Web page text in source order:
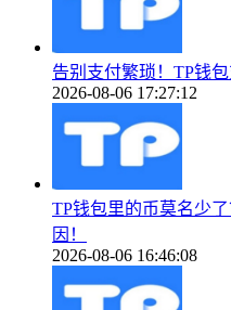
告别支付繁琐！TP钱
2026-08-06 17:27:12
TP钱包里的币莫名少
因！
2026-08-06 16:46:08